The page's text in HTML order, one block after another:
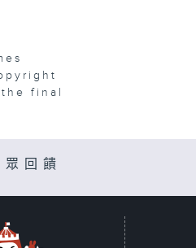
final
眾回饋